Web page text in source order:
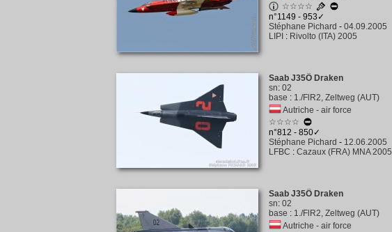
☆☆☆☆
n°1149 - 953✓
Stéphane Pichard - 04.09.2005
LIPI : Rivolto (ITA) 2005
Saab J35Ö Draken
sn: 02
base : 1./FlR2, Zeltweg (AUT)
Autriche - air force
☆☆☆☆
n°812 - 850✓
Stéphane Pichard - 12.06.2005
LFBC : Cazaux (FRA) MNA 2005
Saab J35Ö Draken
sn: 02
base : 1./FlR2, Zeltweg (AUT)
Autriche - air force